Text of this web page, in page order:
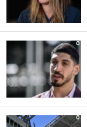
0
0